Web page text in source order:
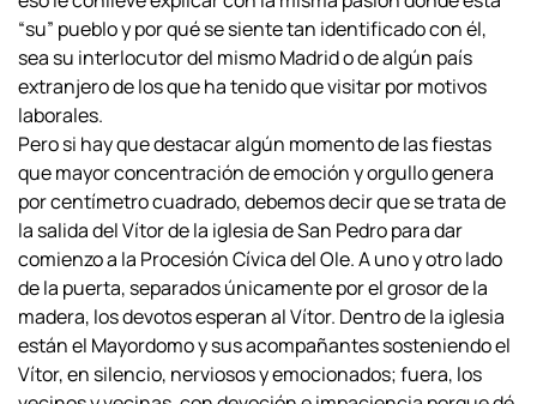
“su” pueblo y por qué se siente tan identificado con él,
sea su interlocutor del mismo Madrid o de algún país
extranjerode los que ha tenido que visitar por motivos
laborales.
Pero si hay que destacar algún momento de las fiestas
que mayor concentraciónde emoción y orgullo genera
por centímetro cuadrado, debemos decir que se trata de
la salida del Vítor de la iglesia de San Pedro para dar
comienzo a la Procesión Cívicadel Ole. A uno y otro lado
de la puerta, separados únicamente por el grosor de la
madera, los devotos esperan al Vítor. Dentro de la iglesia
están el Mayordomo y susacompañantes sosteniendo el
Vítor, en silencio, nerviosos y emocionados; fuera, los